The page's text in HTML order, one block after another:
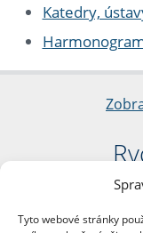
Tyto webové stránky
Katedry,